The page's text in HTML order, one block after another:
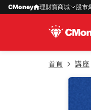
CMoney 理財寶商城 股市
首頁 講座